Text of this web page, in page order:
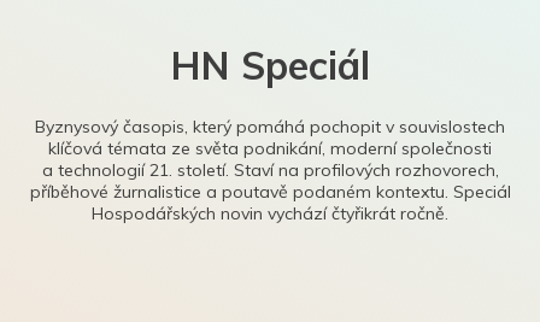
HN Speciál
Byznysový časopis, který pomáhá pochopit v souvislostech
klíčová témata ze světa podnikání, moderní společnosti
a technologií 21. století. Staví na profilových rozhovorech,
příběhové žurnalistice a poutavě podaném kontextu. Speciál
Hospodářských novin vychází čtyřikrát ročně.